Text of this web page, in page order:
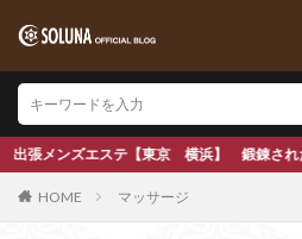
浜】 鍛錬されたセラピストが極上の本
HOME マッサージ